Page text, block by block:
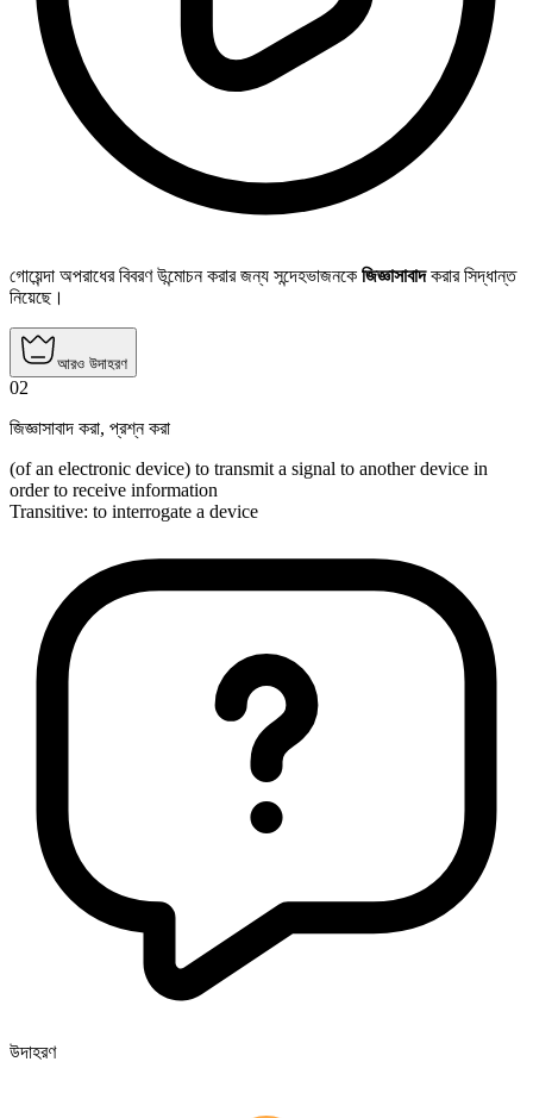
গোয়েন্দা অপরাধের বিবরণ উন্মোচন করার জন্য সন্দেহভাজনকে জিজ্ঞাসাবাদকরার সিদ্ধান্ত
নিয়েছে।
আরও উদাহরণ
02
জিজ্ঞাসাবাদ করা, প্রশ্ন করা
(of an electronic device) to transmit a signal to another device in
order to receive information
Transitive: to interrogate a device
উদাহরণ